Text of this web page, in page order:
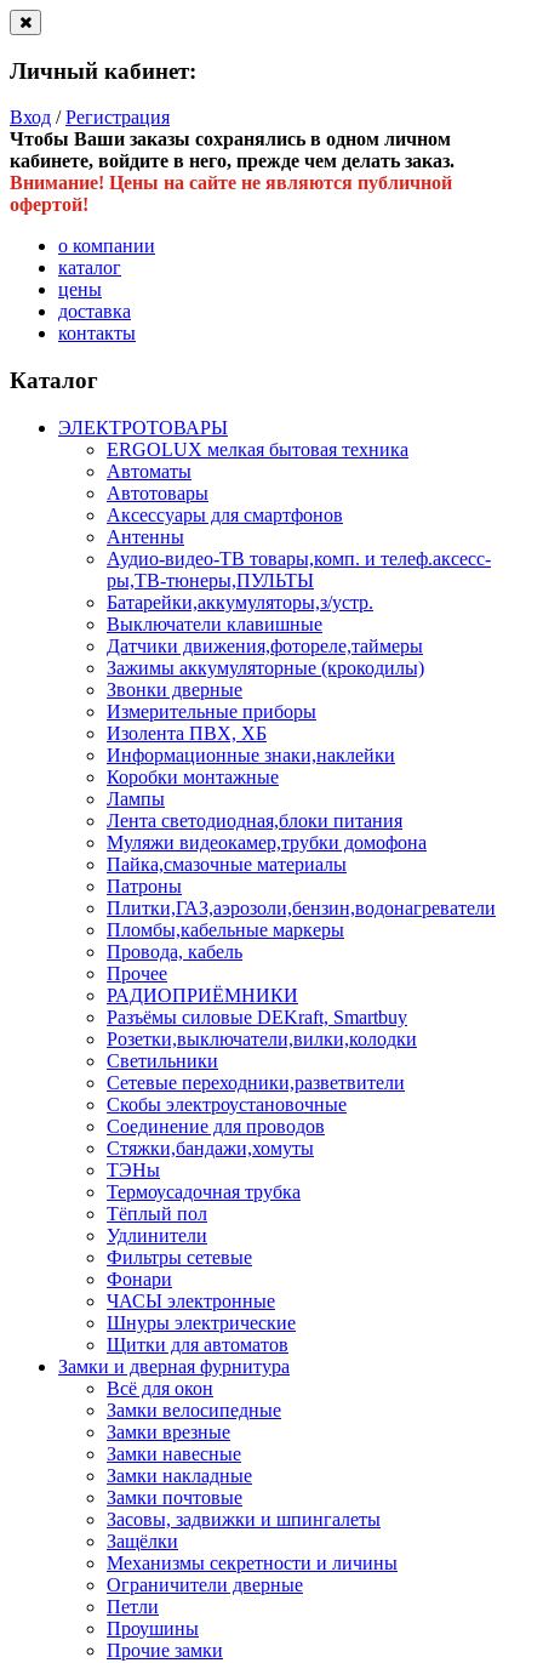
Личный кабинет:
Вход /Регистрация
Чтобы Ваши заказы сохранялись в одном личном
кабинете, войдите в него, прежде чем делать заказ.
Внимание! Цены на сайте не являются публичной
офертой!
о компании
каталог
цены
доставка
контакты
Каталог
ЭЛЕКТРОТОВАРЫ
ERGOLUX мелкая бытовая техника
Автоматы
Автотовары
Аксессуары для смартфонов
Антенны
Аудио-видео-ТВ товары,комп. и телеф.аксесс-
ры,ТВ-тюнеры,ПУЛЬТЫ
Батарейки,аккумуляторы,з/устр.
Выключатели клавишные
Датчики движения,фотореле,таймеры
Зажимы аккумуляторные (крокодилы)
Звонки дверные
Измерительные приборы
Изолента ПВХ, ХБ
Информационные знаки,наклейки
Коробки монтажные
Лампы
Лента светодиодная,блоки питания
Муляжи видеокамер,трубки домофона
Пайка,смазочные материалы
Патроны
Плитки,ГАЗ,аэрозоли,бензин,водонагреватели
Пломбы,кабельные маркеры
Провода, кабель
Прочее
РАДИОПРИЁМНИКИ
Разъёмы силовые DEKraft, Smartbuy
Розетки,выключатели,вилки,колодки
Светильники
Сетевые переходники,разветвители
Скобы электроустановочные
Соединение для проводов
Стяжки,бандажи,хомуты
ТЭНы
Термоусадочная трубка
Тёплый пол
Удлинители
Фильтры сетевые
Фонари
ЧАСЫ электронные
Шнуры электрические
Щитки для автоматов
Замки и дверная фурнитура
Всё для окон
Замки велосипедные
Замки врезные
Замки навесные
Замки накладные
Замки почтовые
Засовы, задвижки и шпингалеты
Защёлки
Механизмы секретности и личины
Ограничители дверные
Петли
Проушины
Прочие замки